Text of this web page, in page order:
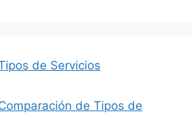
de Servicios
de Tipos de